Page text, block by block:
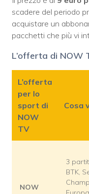
scadere del periodo
acquistare un
pacchetti che più vi
L’offerta di NOW
L’offerta
per lo
sport di
NOW
TV
Cosa
NOW
3
BTK,